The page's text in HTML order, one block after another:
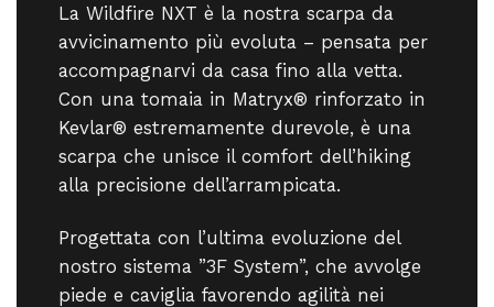
La Wildfire NXT è la nostra scarpa da
avvicinamento più evoluta – pensata per
accompagnarvi da casa fino alla vetta.
Con una tomaia in Matryx® rinforzato in
Kevlar® estremamente durevole, è una
scarpa che unisce il comfort dell’hiking
alla precisione dell’arrampicata.
Progettata con l’ultima evoluzione del
nostro sistema ”3F System”, che avvolge
piede e caviglia favorendo agilità nei